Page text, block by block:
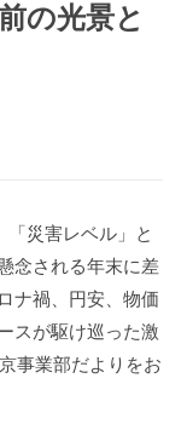
の光景と
「災害レベル」と
念される年末に差
ナ禍、円安、物価
スが駆け巡った激
事業部だよりをお